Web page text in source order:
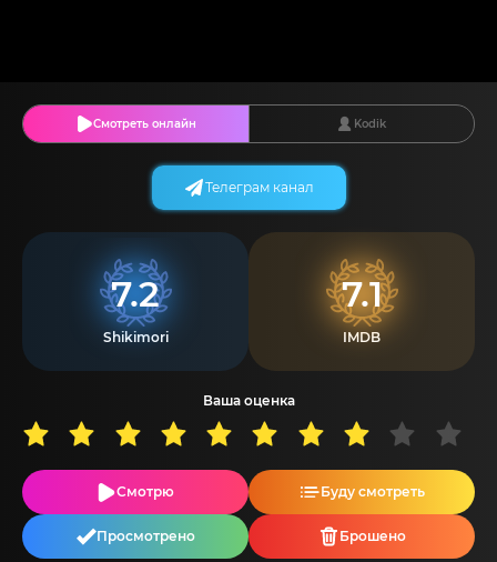
Смотреть онлайн Kodik
7.2
Shikimori
7.1
IMDB
Ваша оценка
Смотрю Буду смотреть
Просмотрено Брошено
Телеграм канал